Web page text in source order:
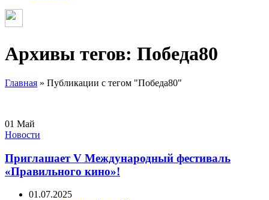
Архивы тегов: Победа80
Главная » Публикации с тегом "Победа80"
01 Май
Новости
Приглашает V Международный фестиваль
«Правильного кино»!
01.07.2025